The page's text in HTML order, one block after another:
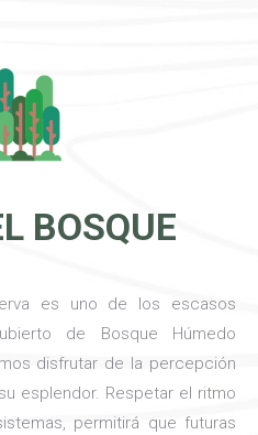
BOSQUE
es uno de los escasos
de Bosque Húmedo
disfrutar de la percepción
esplendor. Respetar el ritmo
permitirá que futuras